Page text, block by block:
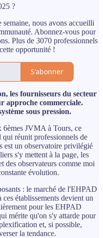
?
nous avons accueilli
Abonnez-vous pour
Plus de 3070 professionnels
opportunité !
S'abonner
les fournisseurs du secteur
approche commerciale.
sous pression.
6èmes JVMA à Tours, ce
réunit professionnels de
est un observatoire privilégié
s'y mettent à la page, les
des observateurs comme moi
évolution.
: le marché de l'EHPAD
établissements devient un
pour les EHPAD
mérite qu'on s'y attarde pour
et, si possible,
la tendance.